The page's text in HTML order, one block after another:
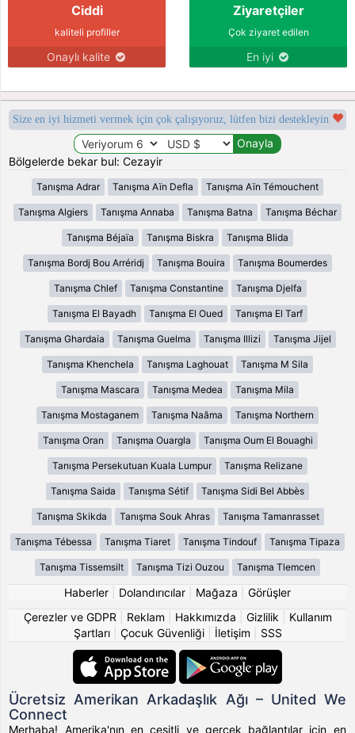
Ciddi
kaliteli profiller
Onaylı kalite
Ziyaretçiler
Çok ziyaret edilen
En iyi
Size en iyi hizmeti vermek için çok çalışıyoruz, lütfen bizi destekleyin
Bölgelerde bekar bul: Cezayir
Tanışma Adrar Tanışma Aïn Defla Tanışma Aïn Témouchent
Tanışma Algiers Tanışma Annaba Tanışma Batna Tanışma Béchar
Tanışma Béjaïa Tanışma Biskra Tanışma Blida
Tanışma Bordj Bou Arréridj Tanışma Bouira Tanışma Boumerdes
Tanışma Chlef Tanışma Constantine Tanışma Djelfa
Tanışma El Bayadh Tanışma El Oued Tanışma El Tarf
Tanışma Ghardaia Tanışma Guelma Tanışma Illizi Tanışma Jijel
Tanışma Khenchela Tanışma Laghouat Tanışma M Sila
Tanışma Mascara Tanışma Medea Tanışma Mila
Tanışma Mostaganem Tanışma Naâma Tanışma Northern
Tanışma Oran Tanışma Ouargla Tanışma Oum El Bouaghi
Tanışma Persekutuan Kuala Lumpur Tanışma Relizane
Tanışma Saida Tanışma Sétif Tanışma Sidi Bel Abbès
Tanışma Skikda Tanışma Souk Ahras Tanışma Tamanrasset
Tanışma Tébessa Tanışma Tiaret Tanışma Tindouf Tanışma Tipaza
Tanışma Tissemsilt Tanışma Tizi Ouzou Tanışma Tlemcen
Haberler Dolandırıcılar Mağaza
Görüşler
Çerezler ve GDPR
Reklam Hakkımızda Gizlilik
Kullanım
Şartları| Çocuk Güvenliği| İletişim SSS
Ücretsiz Amerikan Arkadaşlık Ağı – United We
Connect
Merhaba! Amerika'nın en çeşitli ve gerçek bağlantılar için en